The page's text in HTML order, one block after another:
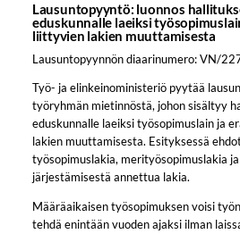
Lausuntopyyntö: luonnos
eduskunnalle laeiksi
liittyvien lakien muuttamisesta
Lausuntopyynnön diaarinumero: VN/
Työ- ja elinkeinoministeriö pyytää
työryhmän mietinnöstä, johon sisältyy
eduskunnalle laeiksi työsopimuslain ja
lakien muuttamisesta. Esityksessä
työsopimuslakia, merityösopimuslakia
järjestämisestä annettua lakia.
Määräaikaisen työsopimuksen voisi
tehdä enintään vuoden ajaksi ilman